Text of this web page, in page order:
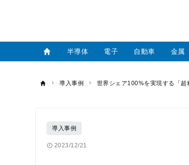
半導体 電子 自動車 金属
導入事例 世界シェア100%を実現する「
導入事例
2023/12/21